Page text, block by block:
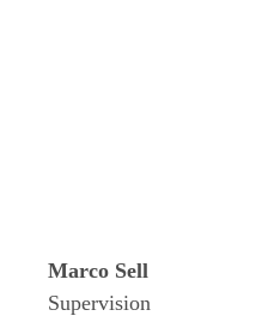
Marco Sell
Supervision